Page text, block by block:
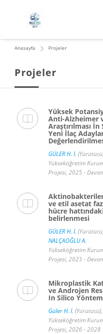
Projeler
Anasayfa Projeler
Yüksek
Anti-Alzheimer
Araştırılması
Yeni İlaç
GÜLER H. İ.
Yükseköğretim
Projesi, 2025 -
ve etil asetat
hücre
belirlenmesi
GÜLER H. İ.
NALÇAOĞLU A.
Yükseköğretim
Projesi, 2023 -
Mikroplastik
ve Androjen
In Silico
Güler H. İ. (Yürütücü),
Yükseköğretim
Projesi, 2026 - 2028